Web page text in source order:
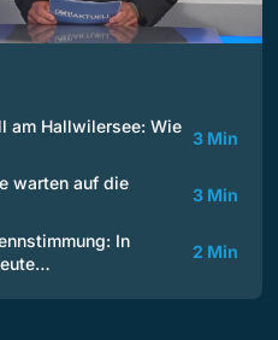
am Hallwilersee: Wie
3 Min
warten auf die
3 Min
In
2 Min